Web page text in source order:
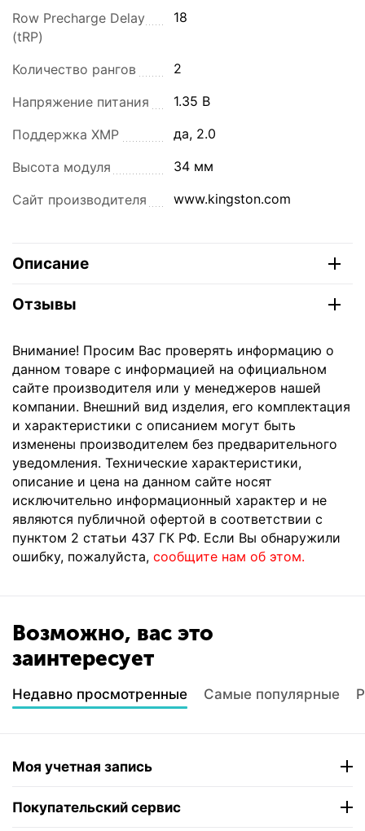
Row Precharge Delay
(tRP)
18
Количество рангов 2
Напряжение питания 1.35 В
Поддержка XMP да, 2.0
Высота модуля 34 мм
Сайт производителя www.kingston.com
Описание
Отзывы
Внимание! Просим Вас проверять информацию о
данном товаре с информацией на официальном
сайте производителя или у менеджеров нашей
компании. Внешний вид изделия, его комплектация
и характеристики с описанием могут быть
изменены производителем без предварительного
уведомления. Технические характеристики,
описание и цена на данном сайте носят
исключительно информационный характер и не
являются публичной офертой в соответствии с
пунктом 2 статьи 437 ГК РФ. Если Вы обнаружили
ошибку, пожалуйста, сообщите нам об этом.
Возможно, вас это
заинтересует
Недавно просмотренные Самые популярные
Моя учетная запись
Покупательский сервис